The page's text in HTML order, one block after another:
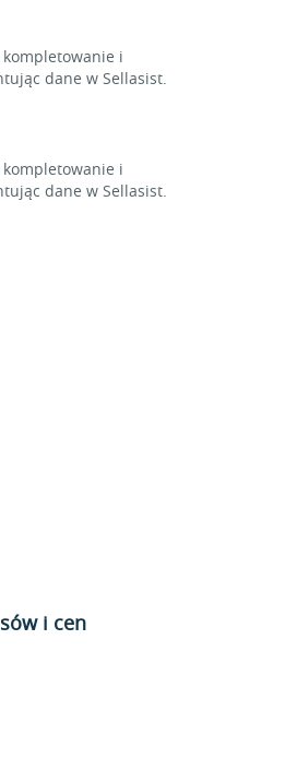
i
dane w Sellasist.
i
dane w Sellasist.
i cen